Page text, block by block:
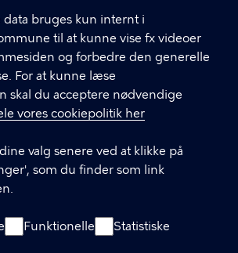
data bruges kun internt i
til at kunne vise fx videoer
og forbedre den generelle
For at kunne læse
skal du acceptere nødvendige
vores cookiepolitik her
valg senere ved at klikke på
som du finder som link
Funktionelle Statistiske
her